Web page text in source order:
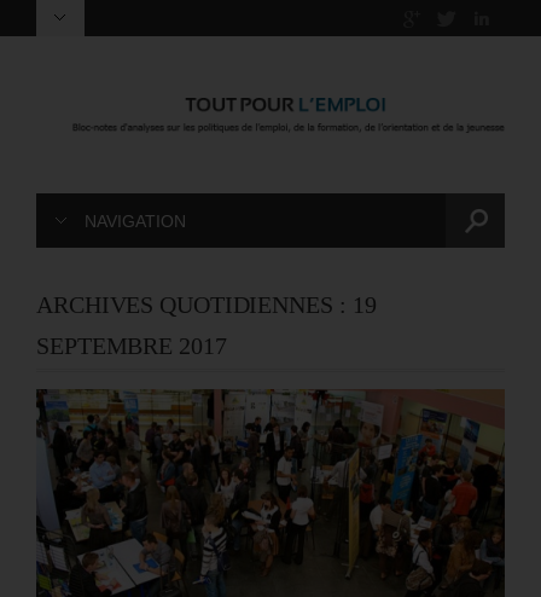
NAVIGATION
ARCHIVES QUOTIDIENNES : 19
SEPTEMBRE 2017